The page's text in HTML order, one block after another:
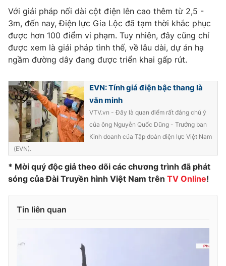
VTV9 VTV8
Liên hệ tòa soạn English
THỜI BÁO VTV
Theo dõi báo trên
Cơ quan chủ quản:Đài Truyền hình Việt Nam
Cơ quan báo chí: Thời báo VTV
cấp ngày 29/12/2023
Nguyễn Trọng Ninh
024.38 355 931 - 024.38 355 932
Với giải pháp nối dài cột điện lên cao thêm từ 2,5 -
3m, đến nay, Điện lực Gia Lộc đã tạm thời khắc phục
được hơn 100 điểm vi phạm. Tuy nhiên, đây cũng chỉ
được xem là giải pháp tình thế, về lâu dài, dự án hạ
ngầm đường dây đang được triển khai gấp rút.
EVN: Tính giá điện bậc thang là
văn minh
VTV.vn - Đây là quan điểm rất đáng chú ý
của ông Nguyễn Quốc Dũng - Trưởng ban
Kinh doanh của Tập đoàn điện lực Việt Nam
(EVN).
* Mời quý độc giả theo dõi các chương trình đã phát
sóng của Đài Truyền hình Việt Nam trên TV Online!
Tin liên quan